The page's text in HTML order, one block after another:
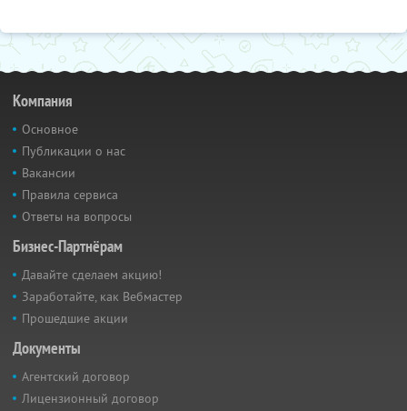
Компания
Основное
Публикации о нас
Вакансии
Правила сервиса
Ответы на вопросы
Бизнес-Партнёрам
Давайте сделаем акцию!
Заработайте, как Вебмастер
Прошедшие акции
Документы
Агентский договор
Лицензионный договор